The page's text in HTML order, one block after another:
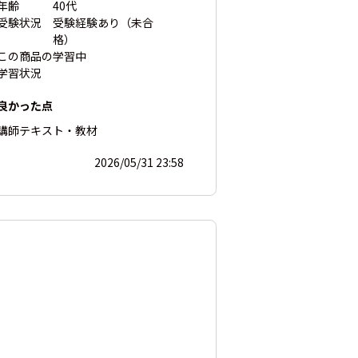
齢
40代
験状況
受験経験あり（未合
格）
の商品の
習状況
学習中
かった点
師テキスト・教材
2026/05/31 23:58